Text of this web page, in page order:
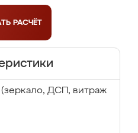
РАСЧЁТ
ДСП, витраж